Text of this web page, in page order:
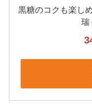
黒糖のコクも楽しめ
瑞